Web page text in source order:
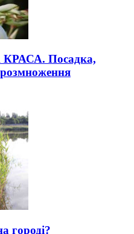
Посадка,
городі?